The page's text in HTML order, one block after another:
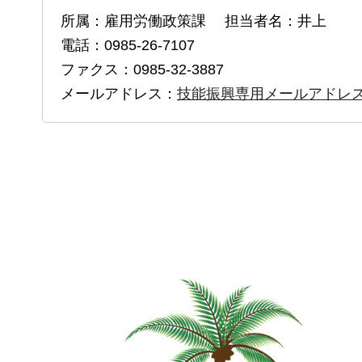
所属：雇用労働政策課 担当者名：井上
電話：0985-26-7107
ファクス：0985-32-3887
メールアドレス： 技能振興専用メールアドレ